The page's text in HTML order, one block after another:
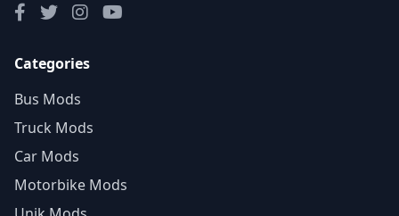
Categories
Bus Mods
Truck Mods
Car Mods
Motorbike Mods